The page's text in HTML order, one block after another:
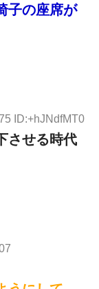
子の座席が
ID:+hJNdfMT0
させる時代